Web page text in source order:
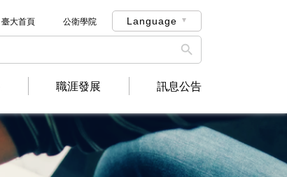
公衛學院
臺大首頁 Language

職涯發展 訊息公告